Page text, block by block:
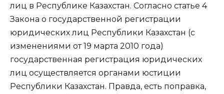
лиц в Республике Казахстан. Согласно статье 4
Закона о государственной регистрации
юридических лиц Республики Казахстан (с
изменениями от 19 марта 2010 года)
государственная регистрация юридических
лиц осуществляется органами юстиции
Республики Казахстан. Правда, есть поправка,